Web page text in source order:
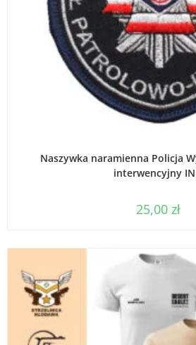
Naszywka naramienna Policja
interwencyjny
25,00 zł